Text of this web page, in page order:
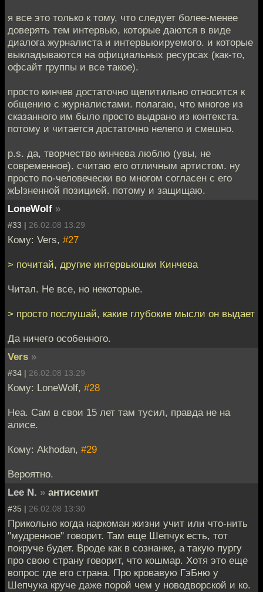
я все это только к тому, что следует более-менее
доверять тем интервью, которые даются в виде
диалога журналиста и интервьюируемого. и которые
выкладываются на официальных ресурсах (как-то,
офсайт группы и все такое).
просто кинчев достаточно щепитильно относится к
общению с журналистами. полагаю, что многое из
сказанного им было просто выдрано из контекста.
потому и читается достаточно нелепо и смешно.
p.s. да, творчество кинчева люблю (увы, не
современное). считаю его отличным артистом. ну
просто по-человечески во многом согласен с его
жЫзненной позицией. потому и защищаю.
LoneWolf »
#33 | 26.02.08 13:29
Кому: Vers, #27
> почитай, другие интервьюшки Кинчева
Читал. Не все, но некоторые.
> просто послушай, какие глубокие мысли он выдает
Да ничего особенного.
Vers »
#34 | 26.02.08 13:29
Кому: LoneWolf, #28
Неа. Сам в свои 15 лет там тусил, правда не на
алисе.
Кому: Akhodan, #29
Вероятно.
Lee N. » антисемит
#35 | 26.02.08 13:30
Прикольно когда наркоман жизни учит или что-нить
"мудренное" говорит. Там еще Шепчук есть, тот
покруче будет. Вроде как в сознанке, а такую пургу
про свою страну говорит, что кошмар. Хотя это еще
вопрос где его страна. Про кровавую ГэБню у
Шепчука круче даже порой чем у новодворской и ко.